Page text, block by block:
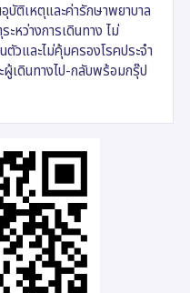
อุบัติเหตุและค่ารักษาพยาบาล
หว่างการเดินทาง ไม่
วและไม่คุ้มครองโรคประจำ
เดินทางไป-กลับพร้อมกรุ๊ป